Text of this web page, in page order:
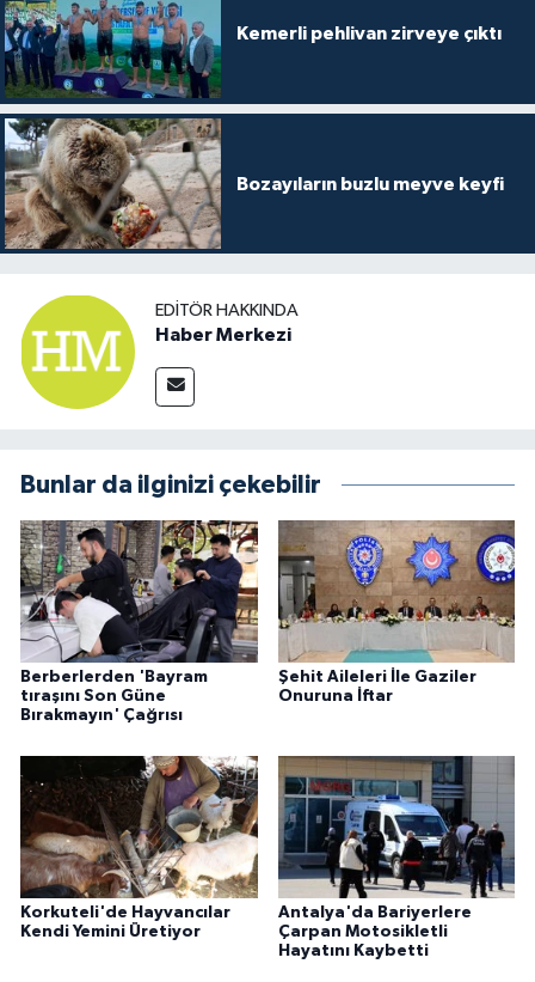
Kemerli pehlivan zirveye çıktı
Bozayıların buzlu meyve keyfi
EDITÖR HAKKINDA
Haber Merkezi
Bunlar da ilginizi çekebilir
Berberlerden 'Bayram
tıraşını Son Güne
Bırakmayın' Çağrısı
Şehit Aileleri İle Gaziler
Onuruna İftar
Korkuteli'de Hayvancılar
Kendi Yemini Üretiyor
Antalya'da Bariyerlere
Çarpan Motosikletli
Hayatını Kaybetti